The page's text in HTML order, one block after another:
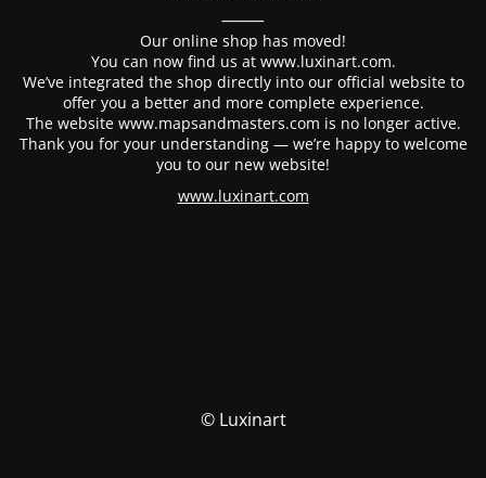
⸻
Our online shop has moved!
You can now find us at www.luxinart.com.
We’ve integrated the shop directly into our official website to
offer you a better and more complete experience.
The website www.mapsandmasters.com is no longer active.
Thank you for your understanding — we’re happy to welcome
you to our new website!
www.luxinart.com
© Luxinart